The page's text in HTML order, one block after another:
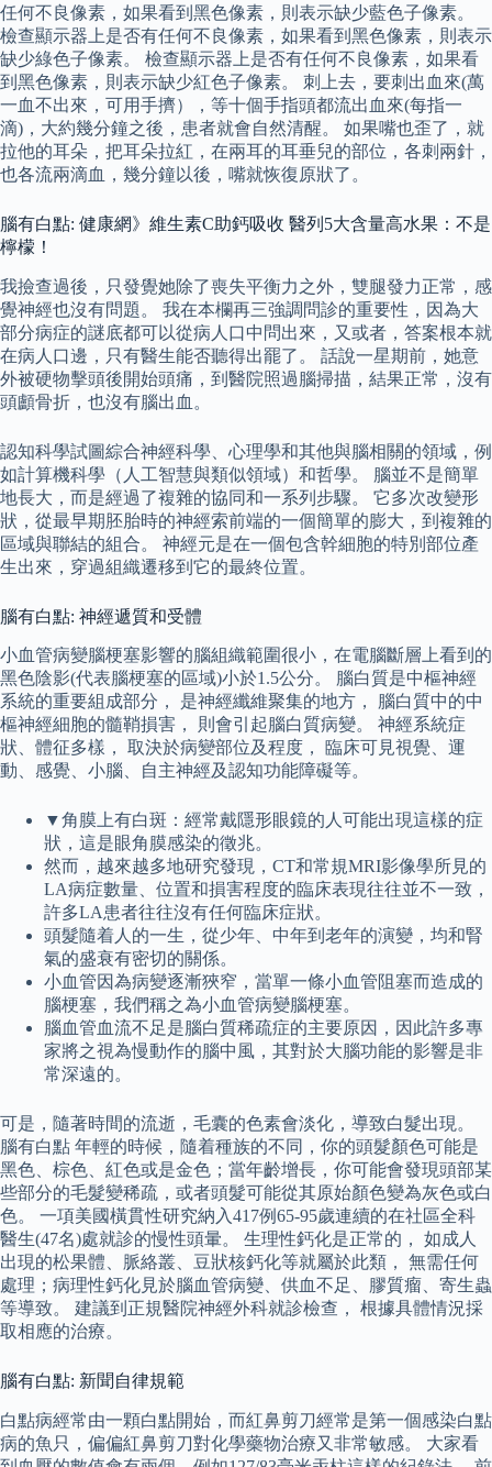
任何不良像素，如果看到黑色像素，則表示缺少藍色子像素。
檢查顯示器上是否有任何不良像素，如果看到黑色像素，則表示
缺少綠色子像素。 檢查顯示器上是否有任何不良像素，如果看
到黑色像素，則表示缺少紅色子像素。 刺上去，要刺出血來(萬
一血不出來，可用手擠），等十個手指頭都流出血來(每指一
滴)，大約幾分鐘之後，患者就會自然清醒。 如果嘴也歪了，就
拉他的耳朵，把耳朵拉紅，在兩耳的耳垂兒的部位，各刺兩針，
也各流兩滴血，幾分鐘以後，嘴就恢復原狀了。
腦有白點: 健康網》維生素C助鈣吸收 醫列5大含量高水果：不是
檸檬！
我撿查過後，只發覺她除了喪失平衡力之外，雙腿發力正常，感
覺神經也沒有問題。 我在本欄再三強調問診的重要性，因為大
部分病症的謎底都可以從病人口中問出來，又或者，答案根本就
在病人口邊，只有醫生能否聽得出罷了。 話說一星期前，她意
外被硬物擊頭後開始頭痛，到醫院照過腦掃描，結果正常，沒有
頭顱骨折，也沒有腦出血。
認知科學試圖綜合神經科學、心理學和其他與腦相關的領域，例
如計算機科學（人工智慧與類似領域）和哲學。 腦並不是簡單
地長大，而是經過了複雜的協同和一系列步驟。 它多次改變形
狀，從最早期胚胎時的神經索前端的一個簡單的膨大，到複雜的
區域與聯結的組合。 神經元是在一個包含幹細胞的特別部位產
生出來，穿過組織遷移到它的最終位置。
腦有白點: 神經遞質和受體
小血管病變腦梗塞影響的腦組織範圍很小，在電腦斷層上看到的
黑色陰影(代表腦梗塞的區域)小於1.5公分。 腦白質是中樞神經
系統的重要組成部分， 是神經纖維聚集的地方， 腦白質中的中
樞神經細胞的髓鞘損害， 則會引起腦白質病變。 神經系統症
狀、體征多樣， 取決於病變部位及程度， 臨床可見視覺、運
動、感覺、小腦、自主神經及認知功能障礙等。
▼角膜上有白斑：經常戴隱形眼鏡的人可能出現這樣的症
狀，這是眼角膜感染的徵兆。
然而，越來越多地研究發現，CT和常規MRI影像學所見的
LA病症數量、位置和損害程度的臨床表現往往並不一致，
許多LA患者往往沒有任何臨床症狀。
頭髮隨着人的一生，從少年、中年到老年的演變，均和腎
氣的盛衰有密切的關係。
小血管因為病變逐漸狹窄，當單一條小血管阻塞而造成的
腦梗塞，我們稱之為小血管病變腦梗塞。
腦血管血流不足是腦白質稀疏症的主要原因，因此許多專
家將之視為慢動作的腦中風，其對於大腦功能的影響是非
常深遠的。
可是，隨著時間的流逝，毛囊的色素會淡化，導致白髮出現。
腦有白點 年輕的時候，隨着種族的不同，你的頭髮顏色可能是
黑色、棕色、紅色或是金色；當年齡增長，你可能會發現頭部某
些部分的毛髮變稀疏，或者頭髮可能從其原始顏色變為灰色或白
色。 一項美國橫貫性研究納入417例65-95歲連續的在社區全科
醫生(47名)處就診的慢性頭暈。 生理性鈣化是正常的， 如成人
出現的松果體、脈絡叢、豆狀核鈣化等就屬於此類， 無需任何
處理；病理性鈣化見於腦血管病變、供血不足、膠質瘤、寄生蟲
等導致。 建議到正規醫院神經外科就診檢查， 根據具體情況採
取相應的治療。
腦有白點: 新聞自律規範
白點病經常由一顆白點開始，而紅鼻剪刀經常是第一個感染白點
病的魚只，偏偏紅鼻剪刀對化學藥物治療又非常敏感。 大家看